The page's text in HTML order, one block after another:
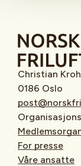
Christian
0186 Oslo
For presse
Våre ansatte